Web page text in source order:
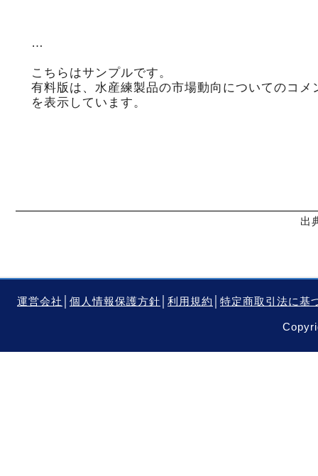
…
こちらはサンプルです。
有料版は、水産練製品の市場動向についてのコメ
を表示しています。
出
運営会社 個人情報保護方針 利用規約 特定商取引法に基